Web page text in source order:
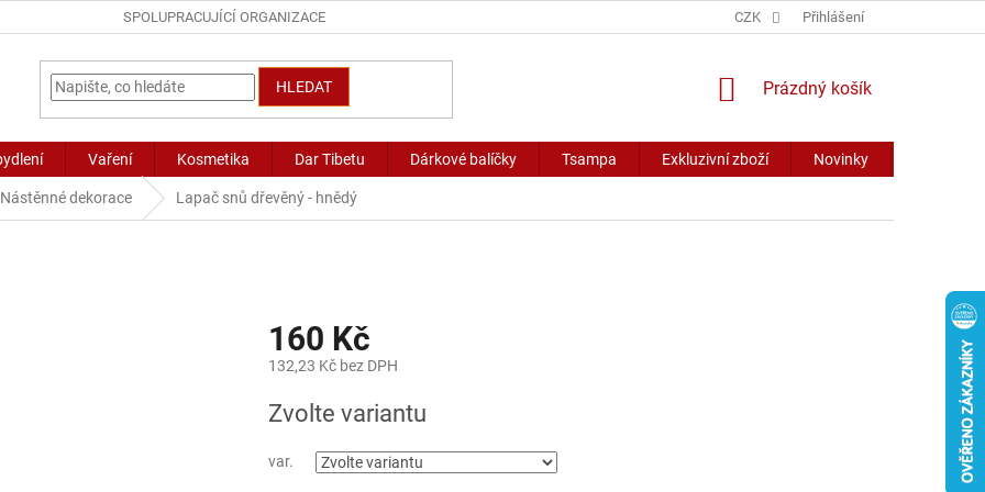
SPOLUPRACUJÍCÍ ORGANIZACE CZK Přihlášení
HLEDAT
NÁKUPNÍ
Prázdný košík
Vaření Kosmetika Dar Tibetu Dárkové balíčky Tsampa Exkluzivní zboží Novinky
Nástěnné dekorace Lapač snů dřevěný - hnědý
160 Kč
132,23 Kč bez DPH
cena:
Zvolte variantu
var.